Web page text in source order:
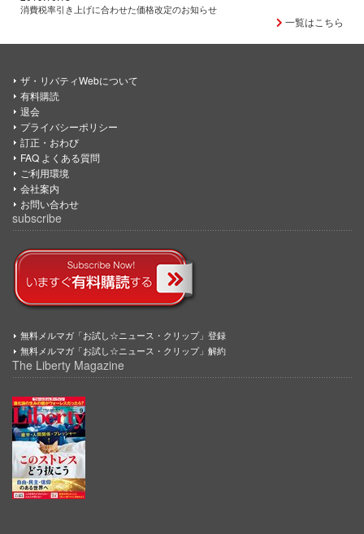
消費税率引き上げに合わせた価格改定のお知らせ
一覧はこちら
ザ・リバティWebについて
有料購読
退会
プライバシーポリシー
訂正・おわび
FAQ よくある質問
ご利用環境
会社案内
お問い合わせ
subscribe
無料メルマガ「お試し☆ニュース・クリップ」登録
無料メルマガ「お試し☆ニュース・クリップ」解約
The Liberty Magazine